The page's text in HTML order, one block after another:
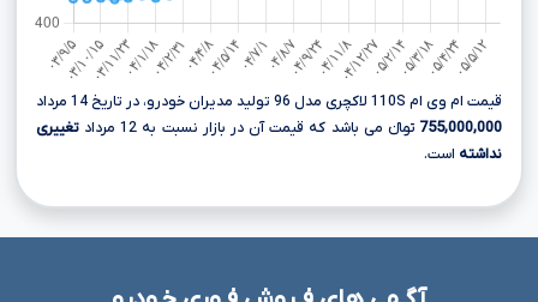
قیمت ام وی ام 110S لاکچری مدل 96 تولید مدیران خودرو، در تاریخ 14 مرداد
755,000,000 تومانءءء می باشد که قیمت آن در بازار نسبت به 12 مرداد
تغییری
نداشته است.